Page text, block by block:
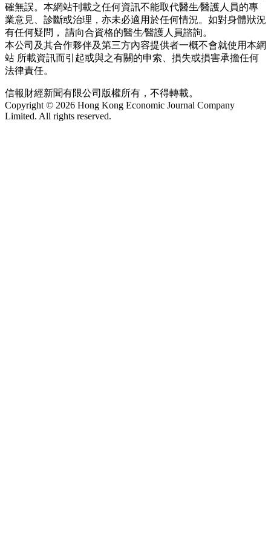
確無誤。本網站刊載之任何資訊不能取代醫生∕醫護人員的專
業意見、診斷或治理，亦未必適用於任何情況。如對身體狀況
有任何疑問， 請向合資格的醫生∕醫護人員諮詢。
本公司及其合作夥伴及第三方內容提供者一概不會就使用本網
站 所載資訊而引起或與之有關的申索、損失或損害承擔任何
法律責任。
信報財經新聞有限公司版權所有，不得轉載。
Copyright © 2026 Hong Kong Economic Journal Company
Limited. All rights reserved.